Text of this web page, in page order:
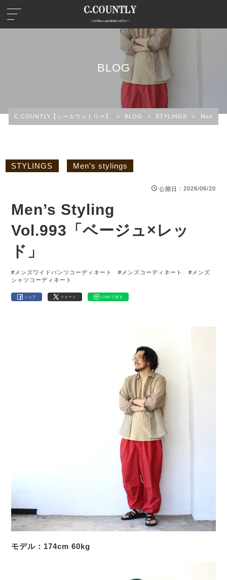
BLOG
C.COUNTLY【シーカウントリー】 > BLOG > STYLINGS > Men’s
STYLINGS Men’s stylings
公開日 ：2026/06/20
Men’s Styling
Vol.993「ベージュ×レッ
ド」
#メンズワイドパンツコーディネート #メンズコーディネート
#メンズ
シャツコーディネート
シェア ツイート LINEで送る
モデル：174cm 60kg